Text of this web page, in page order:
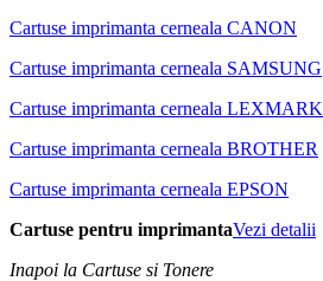
Cartuse imprimanta cerneala CANON
Cartuse imprimanta cerneala SAMSUNG
Cartuse imprimanta cerneala LEXMARK
Cartuse imprimanta cerneala BROTHER
Cartuse imprimanta cerneala EPSON
Cartuse pentru imprimantaVezi detalii
Inapoi la Cartuse si Tonere